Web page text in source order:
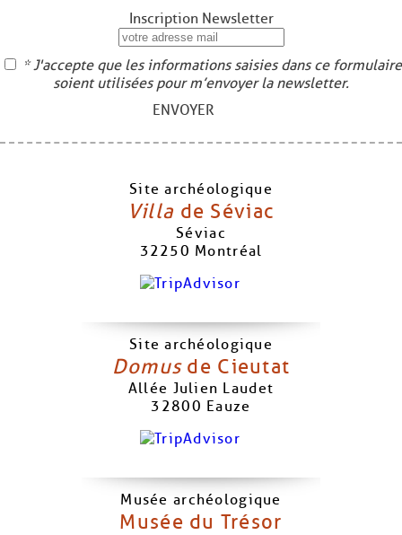
Inscription Newsletter
* J'accepte que les informations saisies dans ce formulaire
soient utilisées pour m’envoyer la newsletter.
ENVOYER
Site archéologique
Villa de Séviac
Séviac
32250 Montréal
Site archéologique
Domusde Cieutat
Allée Julien Laudet
32800 Eauze
Musée archéologique
Musée du Trésor